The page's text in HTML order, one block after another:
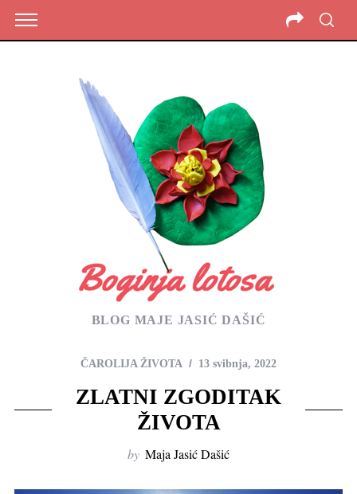
BLOG MAJE JASIĆ DAŠIĆ
ČAROLIJA ŽIVOTA 13 svibnja, 2022
ZLATNI ZGODITAK
ŽIVOTA
by Maja Jasić Dašić